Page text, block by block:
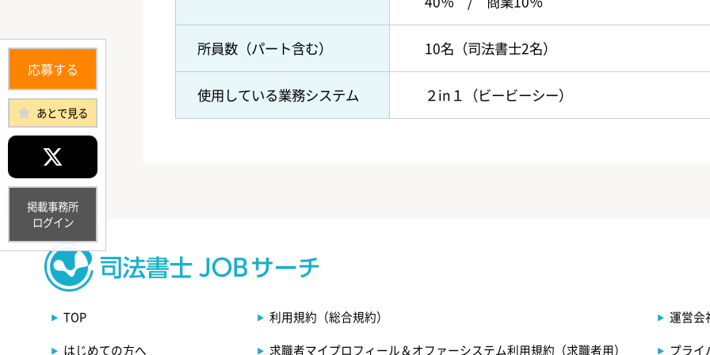
所員数（パート含む） 10名（司法書士2名）
使用している業務システム ２in１（ビービーシー）
TOP
はじめての方へ
利用規約（総合規約）
求職者マイプロフィール＆オファーシステム利用規約（求職者用）
運営会
プライ
応募する
あとで見る
掲載事務所
ログイン